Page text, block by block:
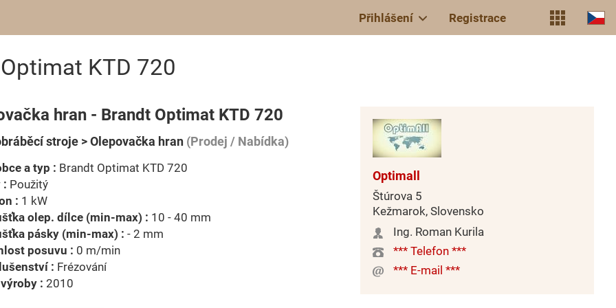
Přihlášení Registrace
KTD 720
hran - Brandt Optimat KTD 720
stroje > Olepovačka hran (Prodej / Nabídka)
a typ : Brandt Optimat KTD 720
: Použitý
: 1 kW
olep. dílce (min-max) : 10 - 40 mm
pásky (min-max) : - 2 mm
posuvu : 0 m/min
: Frézování
: 2010
Optimall
Štúrova 5
Kežmarok, Slovensko
Ing. Roman Kurila
*** Telefon ***
*** E-mail ***